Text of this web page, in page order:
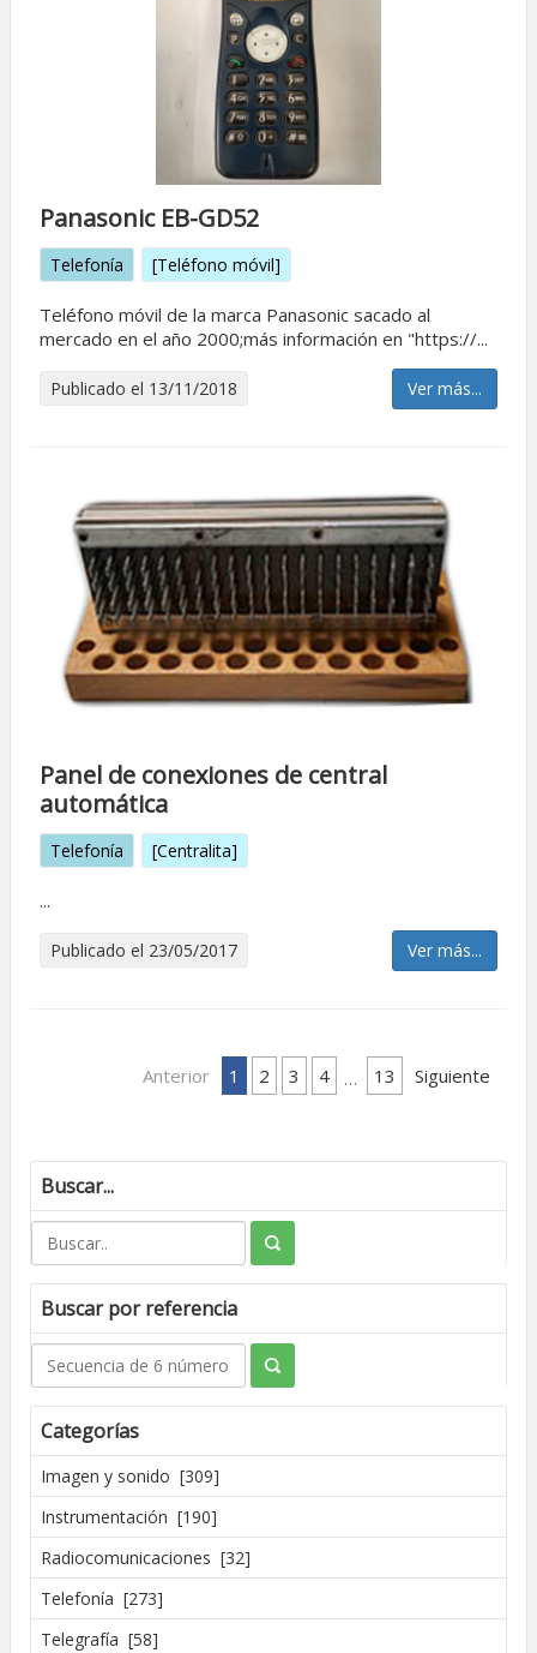
Panasonic EB-GD52
Telefonía [Teléfono móvil]
Teléfono móvil de la marca Panasonic sacado al
mercado en el año 2000;más información en "https://...
Publicado el 13/11/2018 Ver más...
Panel de conexiones de central
automática
Telefonía [Centralita]
...
Publicado el 23/05/2017 Ver más...
Anterior 1 2 3 4 … 13 Siguiente
Buscar...
Buscar por referencia
Categorías
Imagen y sonido [309]
Instrumentación [190]
Radiocomunicaciones [32]
Telefonía [273]
Telegrafía [58]